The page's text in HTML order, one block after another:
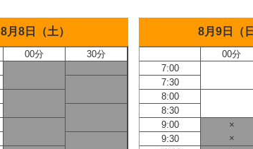
8月8日（土）
00分
30分
8月9日（日
00分
7:00
7:30
8:00
8:30
9:00
×
9:30
×